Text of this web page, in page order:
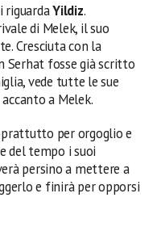
riguardaYildiz.
di Melek, il suo
Cresciuta con la
Serhat fosse già scritto
vede tutte le sue
a Melek.
per orgoglio e
del tempo i suoi
persino a mettere a
e finirà per opporsi